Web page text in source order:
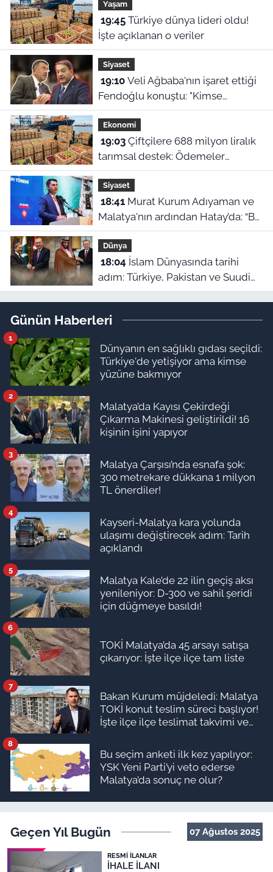
Yaşam
19:45Türkiye dünya lideri oldu!
İşte açıklanan o veriler
Siyaset
19:10Veli Ağbaba'nın işaret ettiği
Fendoğlu konuştu: "Kimse
kimseye kefil olamaz"
Ekonomi
19:03Çiftçilere 688 milyon liralık
tarımsal destek: Ödemeler
hesaplara yatıyor
Siyaset
18:41Murat Kurum Adıyaman ve
Malatya'nın ardından Hatay’da: “Bu
işler ahbap çavuş ilişkisiyle
yürümez”
Dünya
18:04
adım: Türkiye, Pakistan ve Suudi
Arabistan'dan Ortak Savunma
Günün Haberleri
Dünyanın en sağlıklı gıdası seçildi:
Türkiye'de yetişiyor ama kimse
yüzüne bakmıyor
1
Malatya’da Kayısı Çekirdeği
Çıkarma Makinesi geliştirildi! 16
kişinin işini yapıyor
2
Malatya Çarşısı’nda esnafa şok:
300 metrekare dükkana 1 milyon
TL önerdiler!
3
Kayseri-Malatya kara yolunda
ulaşımı değiştirecek adım: Tarih
açıklandı
4
Malatya Kale’de 22 ilin geçiş aksı
yenileniyor: D-300 ve sahil şeridi
için düğmeye basıldı!
5
TOKİ Malatya’da 45 arsayı satışa
çıkarıyor: İşte ilçe ilçe tam liste
6
Bakan Kurum müjdeledi: Malatya
TOKİ konut teslim süreci başlıyor!
İşte ilçe ilçe teslimat takvimi ve
7
Bu seçim anketi ilk kez yapılıyor:
YSK Yeni Parti’yi veto ederse
Malatya’da sonuç ne olur?
8
Geçen Yıl Bugün 07 Ağustos 2025
RESMI İLANLAR
İHALE İLANI